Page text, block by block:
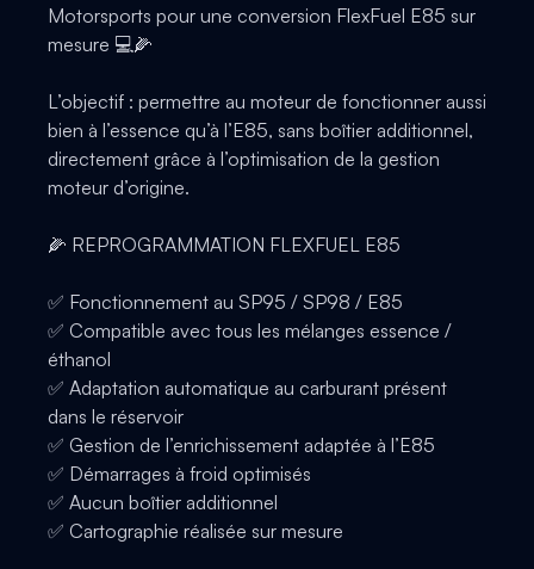
Motorsports pour une conversion FlexFuel E85 sur
mesure 💻🌽
L’objectif : permettre au moteur de fonctionner aussi
bien à l’essence qu’à l’E85, sans boîtier additionnel,
directement grâce à l’optimisation de la gestion
moteur d’origine.
🌽 REPROGRAMMATION FLEXFUEL E85
✅ Fonctionnement au SP95 / SP98 / E85
✅ Compatible avec tous les mélanges essence /
éthanol
✅ Adaptation automatique au carburant présent
dans le réservoir
✅ Gestion de l’enrichissement adaptée à l’E85
✅ Démarrages à froid optimisés
✅ Aucun boîtier additionnel
✅ Cartographie réalisée sur mesure